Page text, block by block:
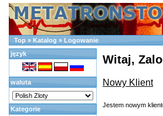
Top » Katalog » Logowanie
Witaj,
Nowy Klient
Jestem nowym
język
waluta
Kategorie